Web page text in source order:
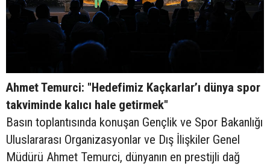
Ahmet Temurci: "Hedefimiz Kaçkarlar’ı dünya spor
takviminde kalıcı hale getirmek"
Basın toplantısında konuşan Gençlik ve Spor Bakanlığı
Uluslararası Organizasyonlar ve Dış İlişkiler Genel
Müdürü Ahmet Temurci, dünyanın en prestijli dağ